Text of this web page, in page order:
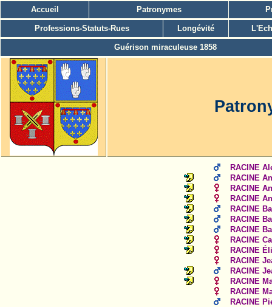
Accueil Patronymes
Professions-Statuts-Rues Longévité
Guérison miraculeuse 1858
RACINE
RACINE
RACINE
RACINE
RACINE
RACINE
RACINE
RACINE
RACINE
RACINE
RACINE
RACINE
RACINE
RACINE